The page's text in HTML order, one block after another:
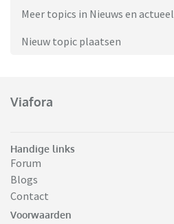
Meer topics in Nieuws en actueel
Nieuw topic plaatsen
Viafora
Handige links
Forum
Blogs
Contact
Voorwaarden